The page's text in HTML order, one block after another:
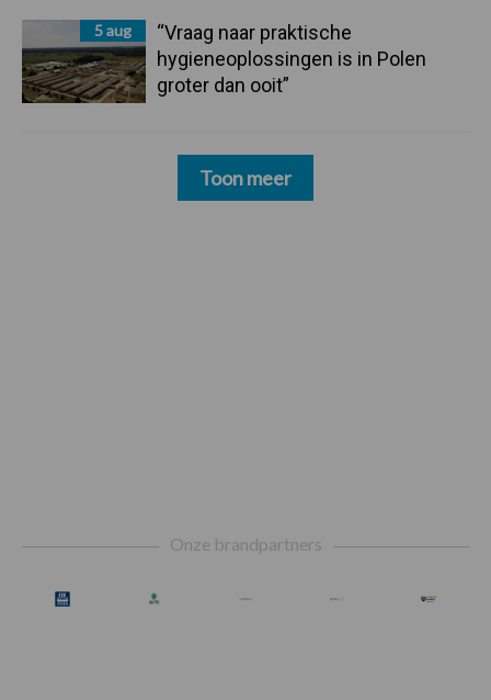
5 aug
“Vraag naar praktische
hygieneoplossingen is in Polen
groter dan ooit”
Toon meer
Onze brandpartners